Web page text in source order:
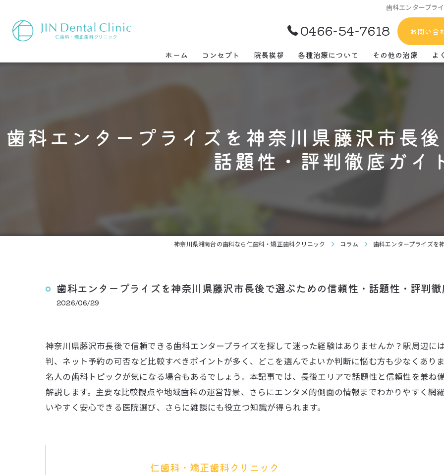
歯科エンタープラ
0466-54-7618 お問い合
ホーム コンセプト 院長挨拶 各種治療について
残すための治療について
大人の矯正について
その他の治療 よ
歯科エンタープライズを神奈川県藤沢市長
話題性・評判徹底ガイ
神奈川県湘南台の歯科なら仁歯科・矯正歯科クリニック コラム 歯科エンタープライズを
歯科エンタープライズを神奈川県藤沢市長後で選ぶための信頼性・話題性・評判
2026/06/29
神奈川県藤沢市長後で信頼できる歯科エンタープライズを探して迷った経験はありませんか？駅周辺に
判、ネット予約の可否など比較すべきポイントが多く、どこを選んでよいか判断に悩む方も少なくあり
名人の歯科トピックが気になる場合もあるでしょう。本記事では、長後エリアで話題性と信頼性を兼ね
解説します。主要な比較観点や地域歯科の運営背景、さらにエンタメ的側面の情報までわかりやすく網
いやすく安心できる医院選び、さらに雑談にも役立つ知識が得られます。
仁歯科・矯正歯科クリニック